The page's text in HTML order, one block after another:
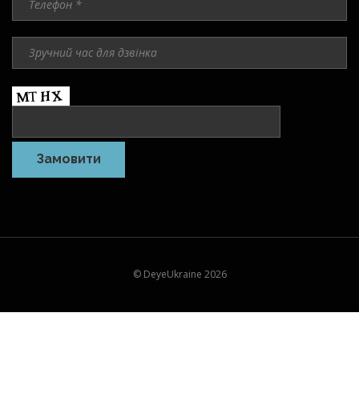
© DeyeUkraine 2026